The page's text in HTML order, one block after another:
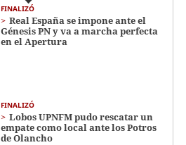
FINALIZÓ
Real España se impone ante el
Génesis PN y va a marcha perfecta
en el Apertura
FINALIZÓ
Lobos UPNFM pudo rescatar un
empate como local ante los Potros
de Olancho